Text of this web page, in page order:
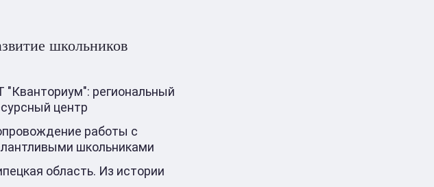
школьников
"Кванториум": региональный
центр
работы с
школьниками
область. Из истории